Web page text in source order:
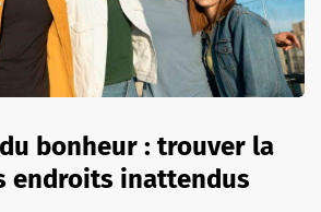
bonheur : trouver la
endroits inattendus